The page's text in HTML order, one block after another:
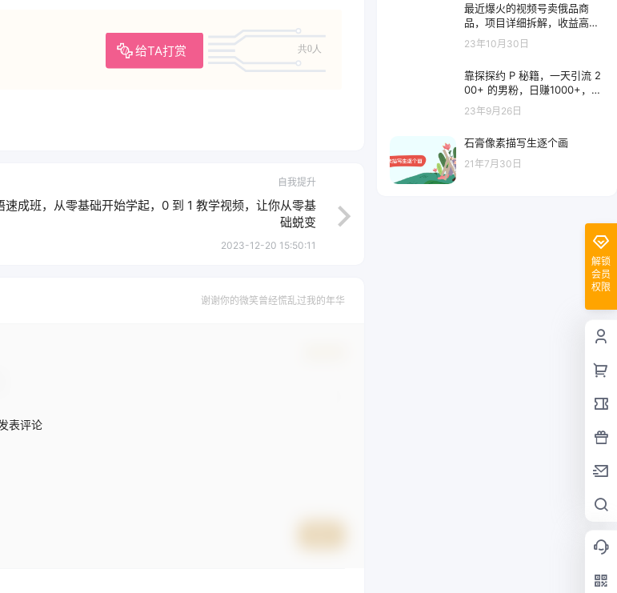
给TA打赏 共0人
自我提升
速成班，从零基础开始学起，0 到 1 教学视频，让你从零基
础蜕变
2023-12-20 15:50:11
谢谢你的微笑曾经慌乱过我的年华
表评论
最近爆火的视频号卖俄品商
品，项目详细拆解，收益高好
操作！
23年10月30日
靠探探约 P 秘籍，一天引流 2
00+ 的男粉，日赚1000+，就
是这么玩的
23年9月26日
石膏像素描写生逐个画
21年7月30日
解锁
会员
权限